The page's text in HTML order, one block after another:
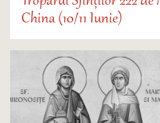
China (10/11 Iunie)